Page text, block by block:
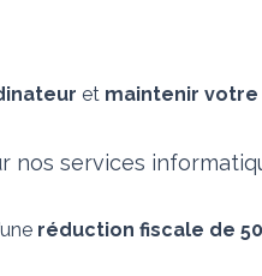
et maintenir
nos services
réduction fiscale de